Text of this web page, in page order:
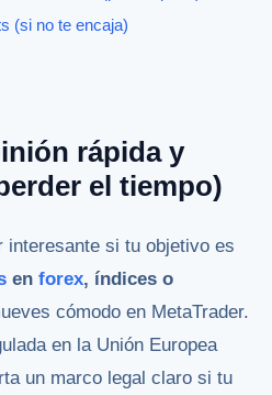
(si no te encaja)
rápida y
el tiempo)
interesante si tu objetivo es
en forex, índices o
cómodo en MetaTrader.
en la Unión Europea
un marco legal claro si tu